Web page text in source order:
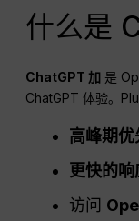
什么是
ChatGPT 加 是
ChatGPT 体验。
高峰期优
更快的响
访问